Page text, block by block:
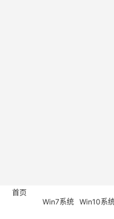
首页
Win7系统 Win10系